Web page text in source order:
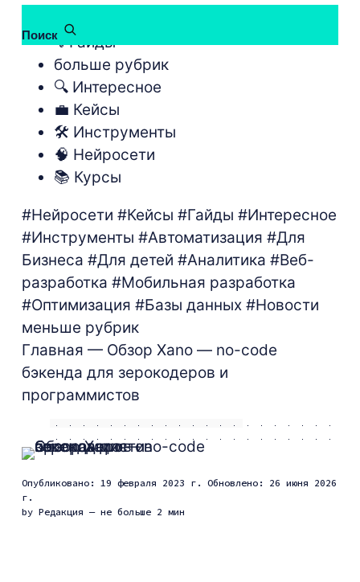
Поиск
бесплатные курсы
💡Гайды
больше рубрик
🔍 Интересное
💼 Кейсы
🛠 Инструменты
🧠 Нейросети
📚 Курсы
#Нейросети #Кейсы #Гайды #Интересное
#Инструменты #Автоматизация #Для
Бизнеса #Для детей #Аналитика #Веб-
разработка #Мобильная разработка
#Оптимизация #Базы данных #Новости
меньше рубрик
Главная — Обзор Xano — no-code
бэкенда для зерокодеров и
программистов
Опубликовано: 19 февраля 2023 г. Обновлено: 26 июня 2026
г.
by Редакция — не больше 2 мин